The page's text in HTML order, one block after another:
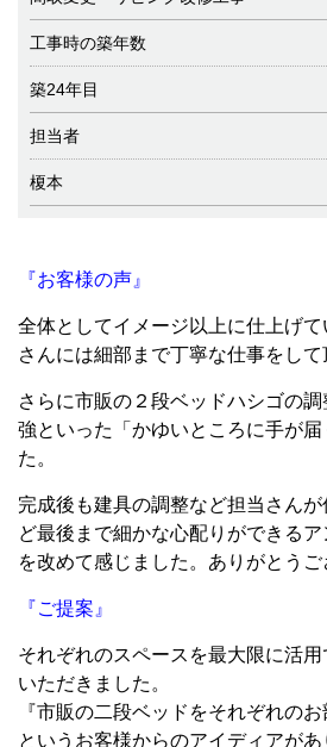
工事時の築年数
築24年目
担当者
榎本
『お客様の声』
全体としてイメージ以上に仕上げて
さんには細部まで丁寧な仕事をして
さらに市販の２段ベッドハシゴの
強といった「かゆいところに手が
た。
完成後も建具の調整など担当さん
ど最後まで細かな心配りができる
を改めて感じました。ありがとうご
『ご提案』
それぞれのスペースを最大限に活
いただきました。
『市販の二段ベッドをそれぞれの
というお客様からのアイディアがあ